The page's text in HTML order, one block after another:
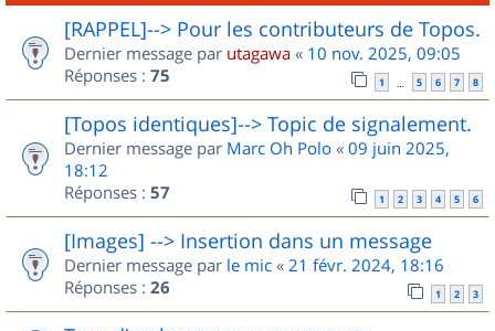
[RAPPEL]--> Pour les contributeurs de Topos.
Dernier message par utagawa « 10 nov. 2025, 09:05
Réponses : 75 1 … 5 6 7 8
[Topos identiques]--> Topic de signalement.
Dernier message par Marc Oh Polo « 09 juin 2025,
18:12
Réponses : 57 1 2 3 4 5 6
[Images] --> Insertion dans un message
Dernier message par le mic « 21 févr. 2024, 18:16
Réponses : 26 1 2 3